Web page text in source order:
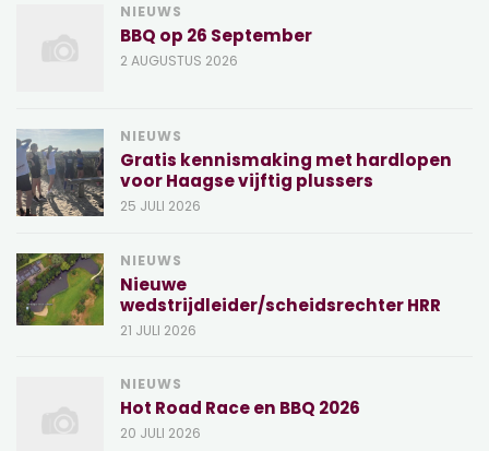
NIEUWS
BBQ op 26 September
2 AUGUSTUS 2026
NIEUWS
Gratis kennismaking met hardlopen
voor Haagse vijftig plussers
25 JULI 2026
NIEUWS
Nieuwe
wedstrijdleider/scheidsrechter HRR
21 JULI 2026
NIEUWS
Hot Road Race en BBQ 2026
20 JULI 2026